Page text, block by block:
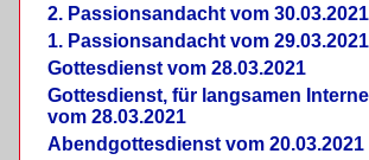
2. Passionsandacht vom 30.03.2021
1. Passionsandacht vom 29.03.2021
Gottesdienst vom 28.03.2021
Gottesdienst, für langsamen
vom 28.03.2021
Abendgottesdienst vom 20.03.2021